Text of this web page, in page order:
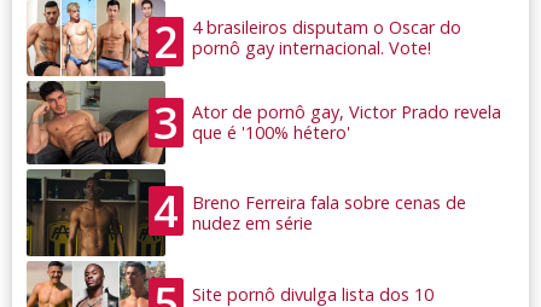
2
4 brasileiros disputam o Oscar do
pornô gay internacional. Vote!
3
Ator de pornô gay, Victor Prado revela
que é '100% hétero'
4
Breno Ferreira fala sobre cenas de
nudez em série
Site pornô divulga lista dos 10